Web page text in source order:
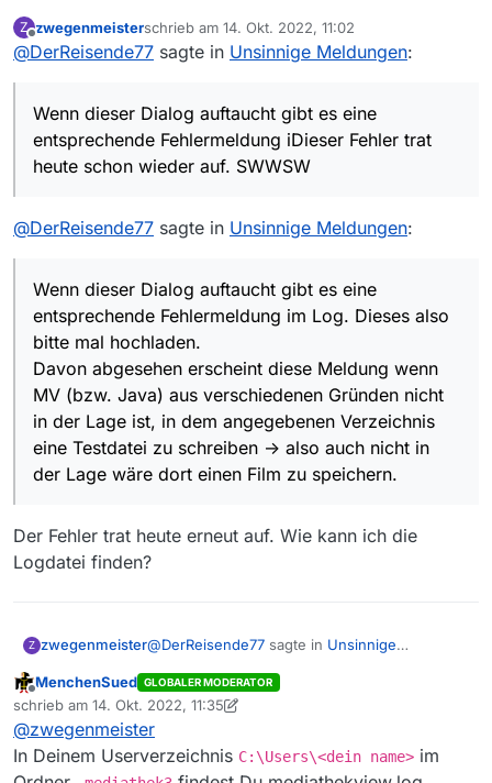
@media_fread
durchgeführt wurde
entsprechende Fehlermeldung im Log. Dieses
also bitte mal hochladen.
Davon abgesehen erscheint diese Meldung
wenn MV (bzw. Java) aus verschiedenen
schreiben -> also auch nicht in der Lage wäre
Z
Offline
zwegenmeisterschrieb am 14. Okt. 2022, 11:02
zuletzt editiert von
@DerReisende77 sagte in Unsinnige Meldungen:
Wenn dieser Dialog auftaucht gibt es eine
entsprechende Fehlermeldung iDieser Fehler trat
heute schon wieder auf. SWWSW
@DerReisende77 sagte in Unsinnige Meldungen:
Wenn dieser Dialog auftaucht gibt es eine
entsprechende Fehlermeldung im Log. Dieses also
bitte mal hochladen.
Davon abgesehen erscheint diese Meldung wenn
MV (bzw. Java) aus verschiedenen Gründen nicht
in der Lage ist, in dem angegebenen Verzeichnis
eine Testdatei zu schreiben -> also auch nicht in
der Lage wäre dort einen Film zu speichern.
Der Fehler trat heute erneut auf. Wie kann ich die
Logdatei finden?
Z zwegenmeister@DerReisende77 sagte in Unsinnige
Wenn dieser Dialog auftaucht gibt es
iDieser Fehler trat heute schon wieder
auf. SWWSW
@
Meldungen:
Offline
MenchenSued GLOBALER MODERATOR
schrieb am 14. Okt. 2022, 11:35
zuletzt editiert von MenchenSued
@zwegenmeister
In Deinem Userverzeichnis C:\Users\<dein name> im